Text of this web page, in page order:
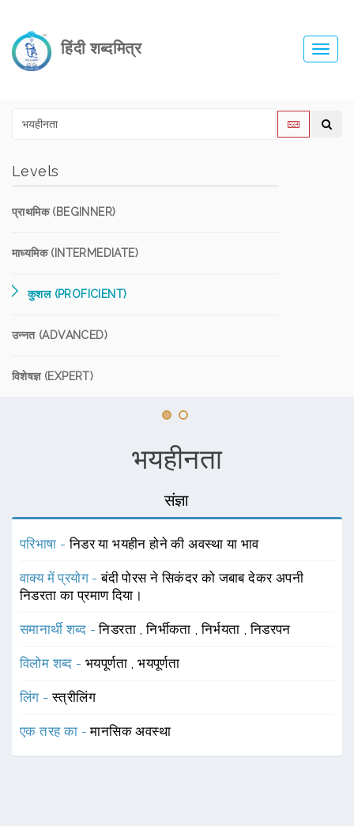
हिंदी शब्दमित्र
Levels
प्राथमिक (BEGINNER)
माध्यमिक (INTERMEDIATE)
कुशल (PROFICIENT)
उन्नत (ADVANCED)
विशेषज्ञ (EXPERT)
भयहीनता
संज्ञा
परिभाषा -निडर या भयहीन होने की अवस्था या भाव
वाक्य में प्रयोग -बंदी पोरस ने सिकंदर को जबाब देकर अपनी
निडरता का प्रमाण दिया।
समानार्थी शब्द -निडरता ,निर्भीकता ,निर्भयता ,निडरपन
विलोम शब्द - भयपूर्णता ,भयपूर्णता
लिंग -स्त्रीलिंग
एक तरह का -मानसिक अवस्था